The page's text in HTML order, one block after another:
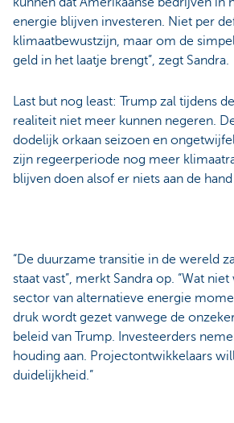
energie blijven investeren. Niet per
klimaatbewustzijn, maar om de
geld in het laatje brengt”, zegt Sandra.
Last but nog least: Trump zal tijdens
realiteit niet meer kunnen negeren.
dodelijk orkaan seizoen en
zijn regeerperiode nog meer
blijven doen alsof er niets aan de hand
“De duurzame transitie in de wereld
staat vast”, merkt Sandra op. “Wat
sector van alternatieve energie
druk wordt gezet vanwege de
beleid van Trump. Investeerders
houding aan. Projectontwikkelaars
duidelijkheid.”